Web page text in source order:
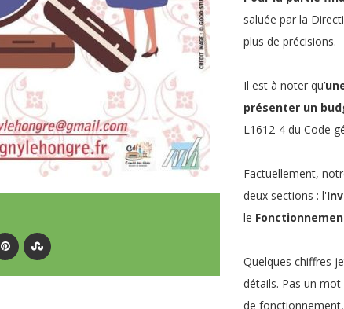
saluée par la
plus de précisions.
Il est à noter qu’
présenter un
L1612-4 du Code
Factuellement,
deux sections : l'
le
Quelques chiffres
détails. Pas un mot
de